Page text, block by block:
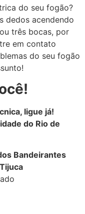
do seu fogão?
dedos acendendo
três bocas, por
em contato
do seu fogão
ligue já!
do Rio de
Bandeirantes